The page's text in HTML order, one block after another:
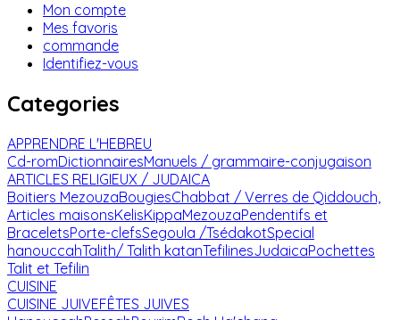
Mon compte
Mes favoris
commande
Identifiez-vous
Categories
APPRENDRE L'HEBREU
Cd-romDictionnairesManuels / grammaire-conjugaison
ARTICLES RELIGIEUX / JUDAICA
Boitiers MezouzaBougiesChabbat / Verres de Qiddouch,
Articles maisonsKelisKippaMezouzaPendentifs et
BraceletsPorte-clefsSegoula /TsédakotSpecial
hanouccahTalith/ Talith katanTefilinesJudaicaPochettes
Talit et Tefilin
CUISINE
CUISINE JUIVEFÊTES JUIVES